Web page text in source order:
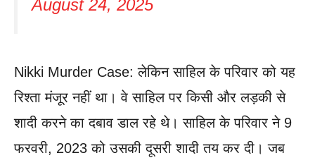
August 24, 2025
Nikki Murder Case: लेकिन साहिल के परिवार को यह
रिश्ता मंजूर नहीं था। वे साहिल पर किसी और लड़की से
शादी करने का दबाव डाल रहे थे। साहिल के परिवार ने 9
फरवरी, 2023 को उसकी दूसरी शादी तय कर दी। जब